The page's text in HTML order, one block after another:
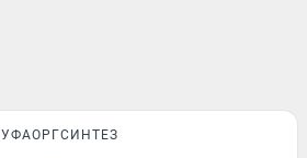
УФАОРГСИНТЕЗ